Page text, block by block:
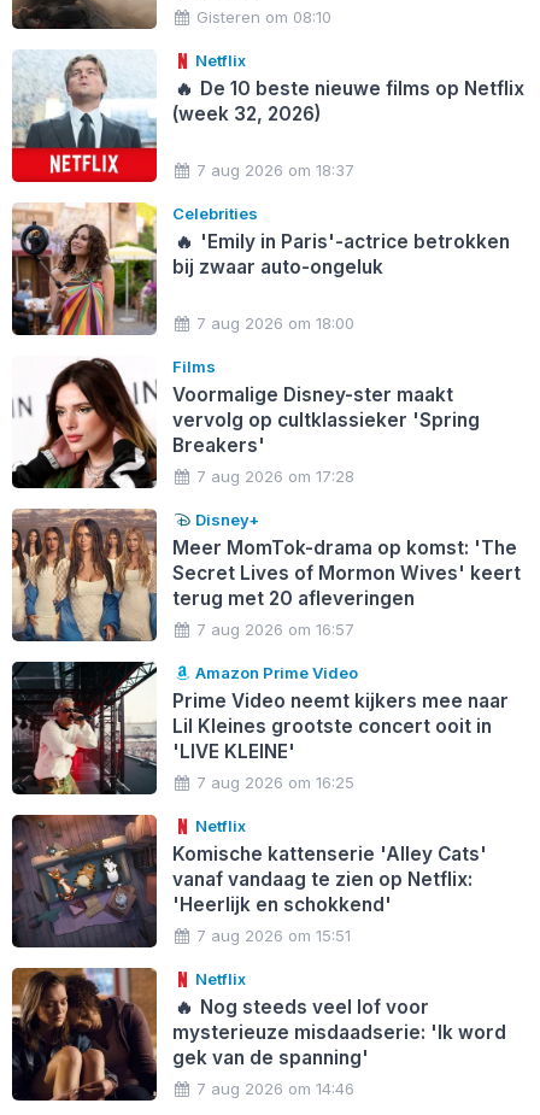
Gisteren om 08:10
Netflix
🔥 De 10 beste nieuwe films op Netflix
(week 32, 2026)
7 aug 2026 om 18:37
Celebrities
🔥 'Emily in Paris'-actrice betrokken
bij zwaar auto-ongeluk
7 aug 2026 om 18:00
Films
Voormalige Disney-ster maakt
vervolg op cultklassieker 'Spring
Breakers'
7 aug 2026 om 17:28
Disney+
Meer MomTok-drama op komst: 'The
Secret Lives of Mormon Wives' keert
terug met 20 afleveringen
7 aug 2026 om 16:57
Amazon Prime Video
Prime Video neemt kijkers mee naar
Lil Kleines grootste concert ooit in
'LIVE KLEINE'
7 aug 2026 om 16:25
Netflix
Komische kattenserie 'Alley Cats'
vanaf vandaag te zien op Netflix:
'Heerlijk en schokkend'
7 aug 2026 om 15:51
Netflix
🔥 Nog steeds veel lof voor
mysterieuze misdaadserie: 'Ik word
gek van de spanning'
7 aug 2026 om 14:46